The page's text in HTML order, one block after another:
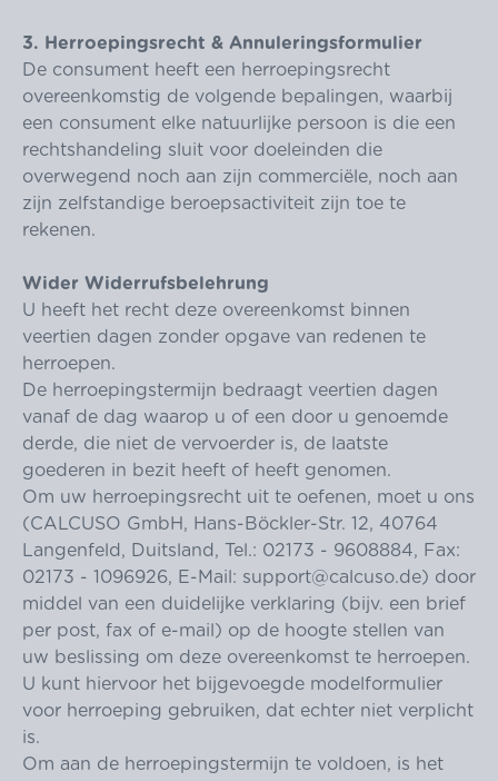
3. Herroepingsrecht & Annuleringsformulier
De consument heeft een herroepingsrecht
overeenkomstig de volgende bepalingen, waarbij
een consument elke natuurlijke persoon is die een
rechtshandeling sluit voor doeleinden die
overwegend noch aan zijn commerciële, noch aan
zijn zelfstandige beroepsactiviteit zijn toe te
rekenen.
Wider Widerrufsbelehrung
U heeft het recht deze overeenkomst binnen
veertien dagen zonder opgave van redenen te
herroepen.
De herroepingstermijn bedraagt veertien dagen
vanaf de dag waarop u of een door u genoemde
derde, die niet de vervoerder is, de laatste
goederen in bezit heeft of heeft genomen.
Om uw herroepingsrecht uit te oefenen, moet u ons
(CALCUSO GmbH, Hans-Böckler-Str. 12, 40764
Langenfeld, Duitsland, Tel.: 02173 - 9608884, Fax:
02173 - 1096926, E-Mail: support@calcuso.de) door
middel van een duidelijke verklaring (bijv. een brief
per post, fax of e-mail) op de hoogte stellen van
uw beslissing om deze overeenkomst te herroepen.
U kunt hiervoor het bijgevoegde modelformulier
voor herroeping gebruiken, dat echter niet verplicht
is.
Om aan de herroepingstermijn te voldoen, is het